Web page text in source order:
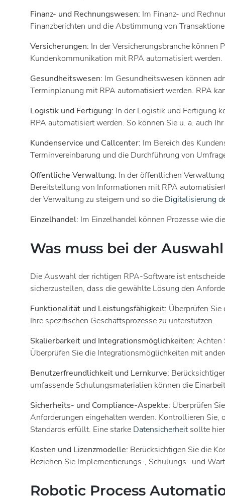
Finanz- und Rechnungswesen: Im Finanz- und
Finanzberichten und die Abstimmung von
Versicherungen: In der Versicherungsbranche können
Kundenkommunikation mit RPA automatisiert werden.
Gesundheitswesen: Im Gesundheitswesen können
Terminplanung mit RPA automatisiert werden. RPA
Logistik und Fertigung: In der Logistik und Fertigung
RPA automatisiert werden. So können Sie u. a. auch Ihr
Kundenservice und Callcenter: Im Bereich des
Terminvereinbarung und die Durchführung von
Öffentliche Verwaltung: In der öffentlichen
Bereitstellung von Informationen mit RPA
der Verwaltung zu steigern und so die Digitalisierung
Einzelhandel: Im Einzelhandel können Prozesse wie
Was muss bei der
Die Auswahl der richtigen RPA-Software ist
sicherzustellen, dass die gewählte Lösung den
Funktionalität und Leistungsfähigkeit: Überprüfen
Ihre spezifischen Geschäftsprozesse zu unterstützen.
Skalierbarkeit und Integrationsmöglichkeiten: Achten
Überprüfen Sie die Integrationsmöglichkeiten mit
Benutzerfreundlichkeit und Lernkurve:
umfassende Schulungsmaterialien können die
Sicherheits- und Compliance-Aspekte: Überprüfen
Anforderungen eingehalten werden. Kontrollieren
Standards erfüllt. Eine starke Datensicherheitsollte
Kosten und Lizenzmodelle: Berücksichtigen Sie die
Beziehen Sie Implementierungs-, Schulungs- und
Robotic Process